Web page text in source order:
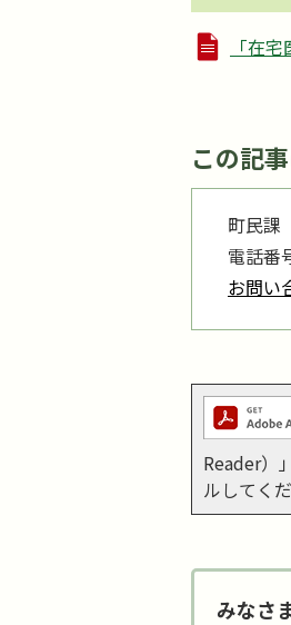
「在
この記
町民課
電話番
お問い
Reader）
ルしてく
みなさ